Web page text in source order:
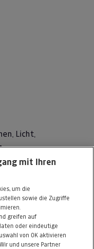
Licht,
mit Ihren
um die
sowie die Zugriffe
greifen auf
oder eindeutige
von OK aktivieren
und unsere Partner